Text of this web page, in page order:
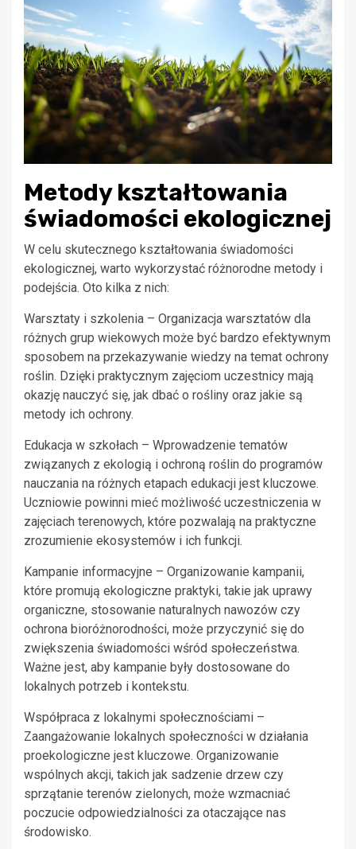
Metody kształtowania
świadomości ekologicznej
W celu skutecznego kształtowania świadomości
ekologicznej, warto wykorzystać różnorodne metody i
podejścia. Oto kilka z nich:
Warsztaty i szkolenia – Organizacja warsztatów dla
różnych grup wiekowych może być bardzo efektywnym
sposobem na przekazywanie wiedzy na temat ochrony
roślin. Dzięki praktycznym zajęciom uczestnicy mają
okazję nauczyć się, jak dbać o rośliny oraz jakie są
metody ich ochrony.
Edukacja w szkołach – Wprowadzenie tematów
związanych z ekologią i ochroną roślin do programów
nauczania na różnych etapach edukacji jest kluczowe.
Uczniowie powinni mieć możliwość uczestniczenia w
zajęciach terenowych, które pozwalają na praktyczne
zrozumienie ekosystemów i ich funkcji.
Kampanie informacyjne – Organizowanie kampanii,
które promują ekologiczne praktyki, takie jak uprawy
organiczne, stosowanie naturalnych nawozów czy
ochrona bioróżnorodności, może przyczynić się do
zwiększenia świadomości wśród społeczeństwa.
Ważne jest, aby kampanie były dostosowane do
lokalnych potrzeb i kontekstu.
Współpraca z lokalnymi społecznościami –
Zaangażowanie lokalnych społeczności w działania
proekologiczne jest kluczowe. Organizowanie
wspólnych akcji, takich jak sadzenie drzew czy
sprzątanie terenów zielonych, może wzmacniać
poczucie odpowiedzialności za otaczające nas
środowisko.